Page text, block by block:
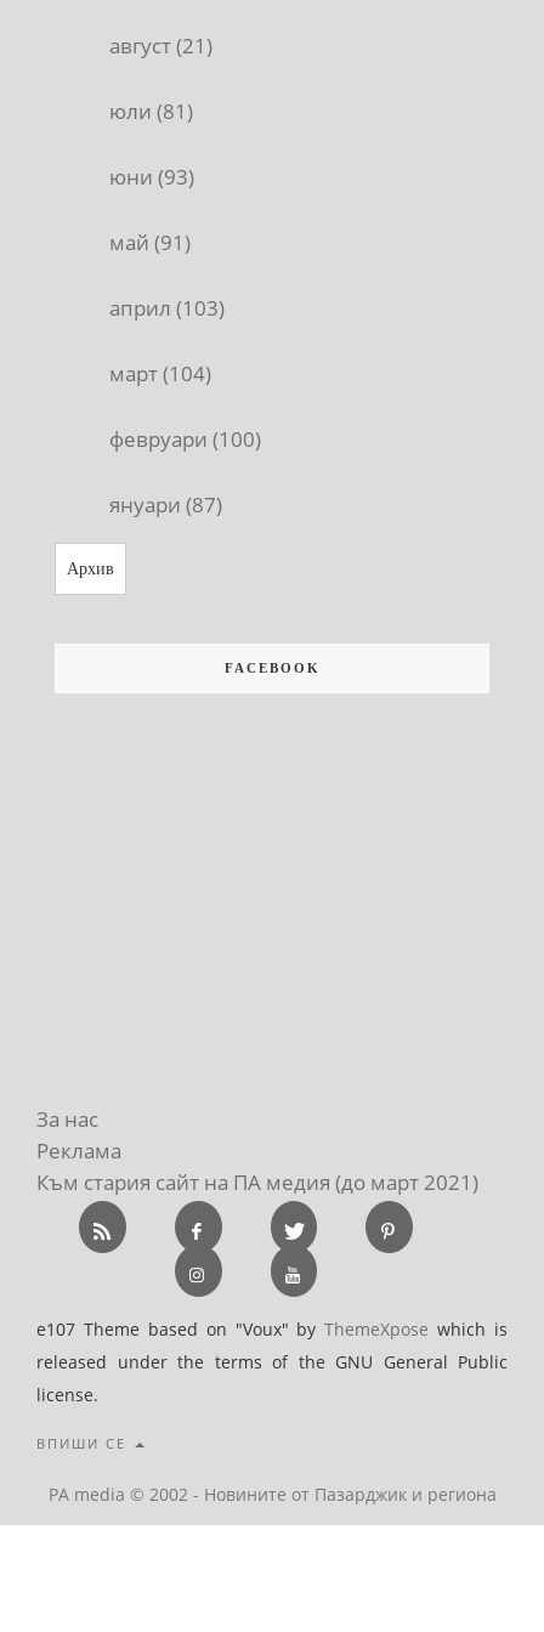
август (21)
юли (81)
юни (93)
май (91)
април (103)
март (104)
февруари (100)
януари (87)
Архив
FACEBOOK
За нас
Реклама
Към стария сайт на ПА медия (до март 2021)
e107 Theme based on "Voux" byThemeXpose which is
released under the terms of the GNU General Public
license.
ВПИШИ СЕ
PA media © 2002 - Новините от Пазарджик и региона